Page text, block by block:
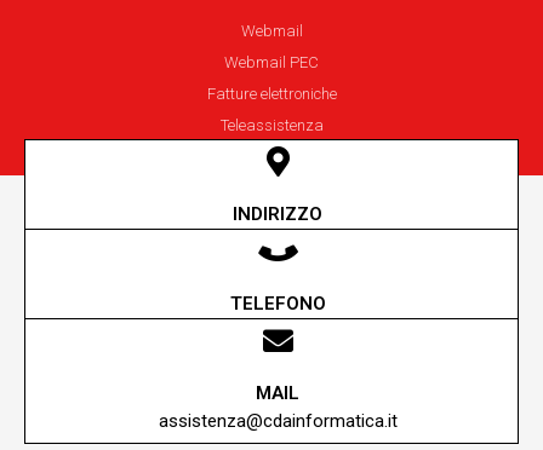
Webmail
Webmail PEC
Fatture elettroniche
Teleassistenza
INDIRIZZO
Via Unione Sovietica 5-7/A Reggio Emilia
TELEFONO
+39 0522 305200
MAIL
assistenza@cdainformatica.it